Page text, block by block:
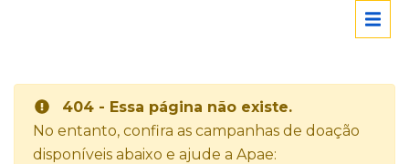
404 - Essa página não existe.
No entanto, confira as campanhas de doação
disponíveis abaixo e ajude a Apae: